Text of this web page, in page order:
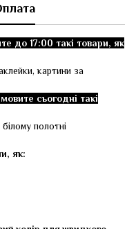
до 17:00 такі товари, як
картини за
сьогодні такі
полотні
як: